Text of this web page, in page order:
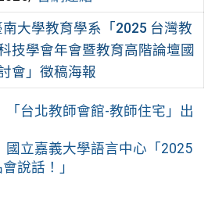
南大學教育學系「2025 台灣教
技學會年會暨教育高階論壇國
會」徵稿海報
「台北教師會館-教師住宅」出
國立嘉義大學語言中心「2025
說話！」